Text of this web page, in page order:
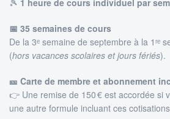
🎾 1 heure de cours individuel par
📅 35 semaines de cours
De la 3ᵉ semaine de septembre à la 1ʳᵉ
(hors vacances scolaires et jours fériés).
🎫 Carte de membre et abonnement
👉 Une remise de 150 € est accordée si
une autre formule incluant ces